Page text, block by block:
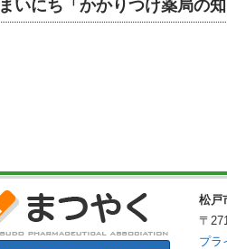
まいにち「かかりつけ薬局の
松戸
〒
プラ